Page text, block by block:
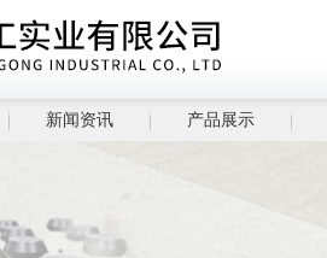
新闻资讯 产品展示